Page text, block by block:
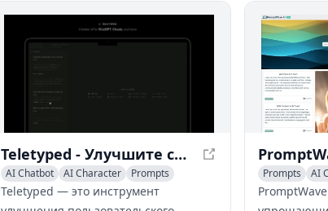
повышая производительность.
функциями
Teletyped - Улучшите свой опыт использования ИИ-чат-бота
AI Chatbot AI Character Prompts
Teletyped — это инструмент
Prompts AI